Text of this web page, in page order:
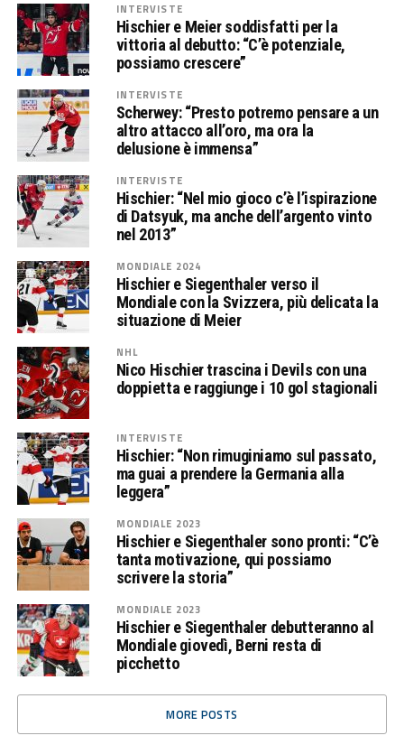
INTERVISTE
Hischier e Meier soddisfatti per la
vittoria al debutto: “C’è potenziale,
possiamo crescere”
INTERVISTE
Scherwey: “Presto potremo pensare a un
altro attacco all’oro, ma ora la
delusione è immensa”
INTERVISTE
Hischier: “Nel mio gioco c’è l’ispirazione
di Datsyuk, ma anche dell’argento vinto
nel 2013”
MONDIALE 2024
Hischier e Siegenthaler verso il
Mondiale con la Svizzera, più delicata la
situazione di Meier
NHL
Nico Hischier trascina i Devils con una
doppietta e raggiunge i 10 gol stagionali
INTERVISTE
Hischier: “Non rimuginiamo sul passato,
ma guai a prendere la Germania alla
leggera”
MONDIALE 2023
Hischier e Siegenthaler sono pronti: “C’è
tanta motivazione, qui possiamo
scrivere la storia”
MONDIALE 2023
Hischier e Siegenthaler debutteranno al
Mondiale giovedì, Berni resta di
picchetto
MORE POSTS